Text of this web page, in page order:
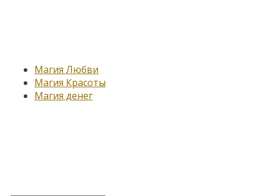
Магия Любви
Магия Красоты
Магия денег